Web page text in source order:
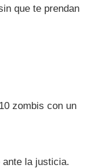
que te prendan
zombis con un
ante la justicia.